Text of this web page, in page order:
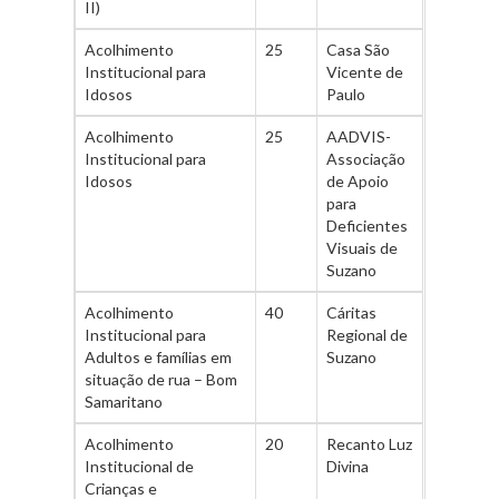
II)
Acolhimento
Institucional para
Idosos
25
Casa São
Vicente de
Paulo
Acolhimento
Institucional para
Idosos
25
AADVIS-
Associação
de Apoio
para
Deficientes
Visuais de
Suzano
Acolhimento
Institucional para
Adultos e famílias em
situação de rua – Bom
Samaritano
40
Cáritas
Regional de
Suzano
Acolhimento
Institucional de
Crianças e
20
Recanto Luz
Divina